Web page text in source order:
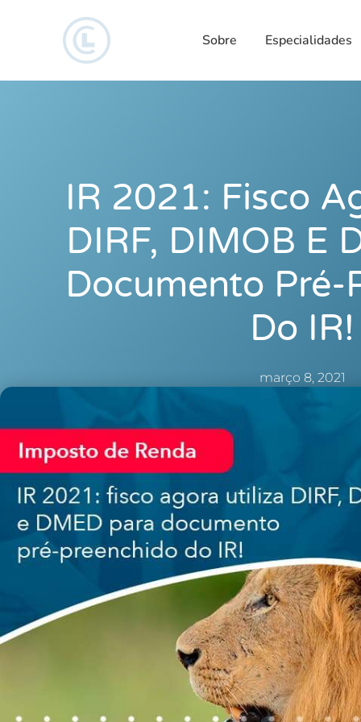
Sobre Especialidades
IR 2021: Fisco
DIRF, DIMOB E
Documento Pré-
Do IR!
março 8, 2021